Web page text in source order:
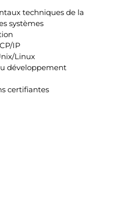
techniques de la
systèmes
IP
Linux
développement
certifiantes